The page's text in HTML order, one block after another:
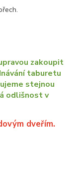
zakoupit
taburetu
stejnou
odlišnost v
dveřím.